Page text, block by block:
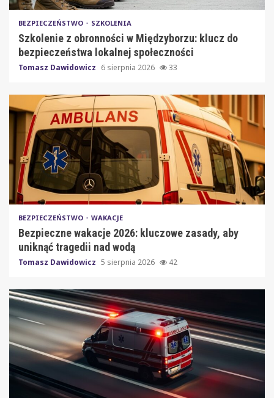
BEZPIECZEŃSTWO SZKOLENIA
Szkolenie z obronności w Międzyborzu: klucz do
bezpieczeństwa lokalnej społeczności
Tomasz Dawidowicz 6 sierpnia 2026 33
BEZPIECZEŃSTWO WAKACJE
Bezpieczne wakacje 2026: kluczowe zasady, aby
uniknąć tragedii nad wodą
Tomasz Dawidowicz 5 sierpnia 2026 42